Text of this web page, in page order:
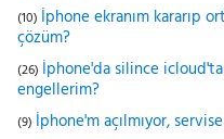
(10) İphone ekranım kararıp
çözüm?
(26) İphone'da silince
engellerim?
(9) İphone'm açılmıyor,